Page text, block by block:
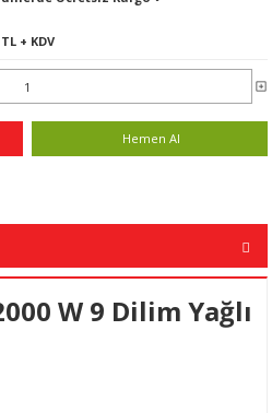
+ KDV
Hemen Al
W 9 Dilim Yağlı